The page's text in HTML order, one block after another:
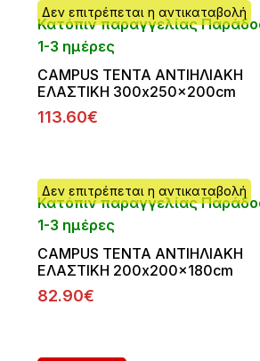
Δεν επιτρέπεται η αντικαταβολή
Κατόπιν παραγγελίας
1-3 ημέρες
CAMPUS ΤΕΝΤΑ ΑΝΤΙΗΛΙΑΚΗ
ΕΛΑΣΤΙΚΗ 300x250x200cm
113.60€
Δεν επιτρέπεται η αντικαταβολή
Κατόπιν παραγγελίας
1-3 ημέρες
CAMPUS ΤΕΝΤΑ ΑΝΤΙΗΛΙΑΚΗ
ΕΛΑΣΤΙΚΗ 200x200x180cm
82.90€